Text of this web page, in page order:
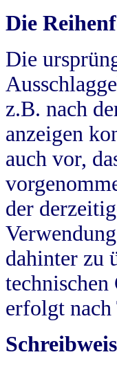
Die
Die
z.B. nach
anzeigen
auch vor,
der
dahinter zu
erfolgt nach